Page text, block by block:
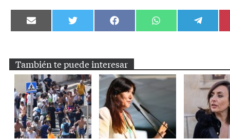
Compartir
en
Compartir
en
Compartir
en
Compartir
en
Compartir
en
También te puede interesar